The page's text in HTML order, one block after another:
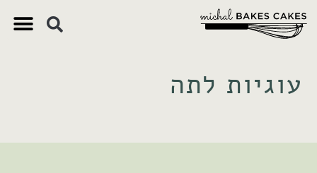
עוגיות לתה